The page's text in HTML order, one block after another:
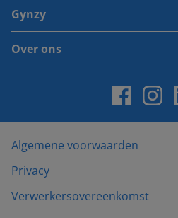
Gynzy
Over ons
Algemene voorwaarden
Privacy
Verwerkersovereenkomst